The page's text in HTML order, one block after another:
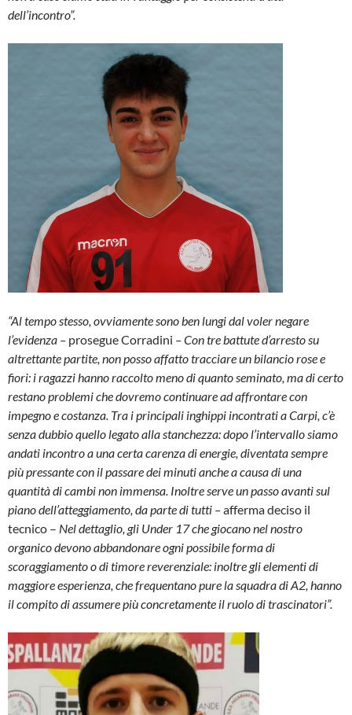
dell’incontro”.
“Al tempo stesso, ovviamente sono ben lungi dal voler negare
l’evidenza – prosegue Corradini – Con tre battute d’arresto su
altrettante partite, non posso affatto tracciare un bilancio rose e
fiori: i ragazzi hanno raccolto meno di quanto seminato, ma di certo
restano problemi che dovremo continuare ad affrontare con
impegno e costanza. Tra i principali inghippi incontrati a Carpi, c’è
senza dubbio quello legato alla stanchezza: dopo l’intervallo siamo
andati incontro a una certa carenza di energie, diventata sempre
più pressante con il passare dei minuti anche a causa di una
quantità di cambi non immensa. Inoltre serve un passo avanti sul
piano dell’atteggiamento, da parte di tutti –afferma deciso il
tecnico – Nel dettaglio, gli Under 17 che giocano nel nostro
organico devono abbandonare ogni possibile forma di
scoraggiamento o di timore reverenziale: inoltre gli elementi di
maggiore esperienza, che frequentano pure la squadra di A2, hanno
il compito di assumere più concretamente il ruolo di trascinatori”.